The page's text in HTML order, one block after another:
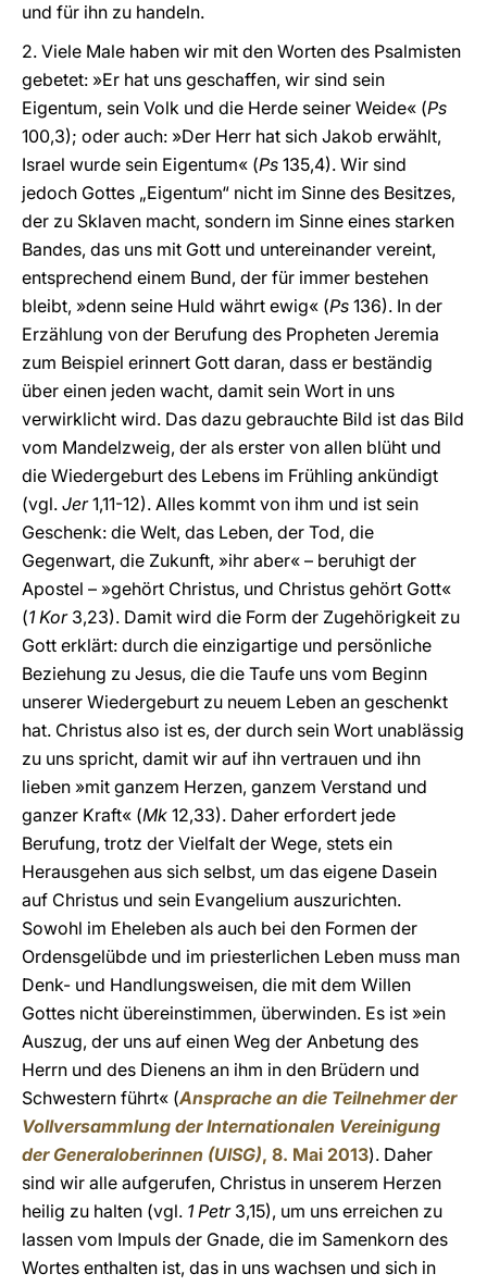
und für ihn zu handeln.
2. Viele Male haben wir mit den Worten des Psalmisten
gebetet: »Er hat uns geschaffen, wir sind sein
Eigentum, sein Volk und die Herde seiner Weide« (Ps
100,3); oder auch: »Der Herr hat sich Jakob erwählt,
Israel wurde sein Eigentum« (Ps 135,4). Wir sind
jedoch Gottes „Eigentum“ nicht im Sinne des Besitzes,
der zu Sklaven macht, sondern im Sinne eines starken
Bandes, das uns mit Gott und untereinander vereint,
entsprechend einem Bund, der für immer bestehen
bleibt, »denn seine Huld währt ewig« (Ps 136). In der
Erzählung von der Berufung des Propheten Jeremia
zum Beispiel erinnert Gott daran, dass er beständig
über einen jeden wacht, damit sein Wort in uns
verwirklicht wird. Das dazu gebrauchte Bild ist das Bild
vom Mandelzweig, der als erster von allen blüht und
die Wiedergeburt des Lebens im Frühling ankündigt
(vgl. Jer1,11-12). Alles kommt von ihm und ist sein
Geschenk: die Welt, das Leben, der Tod, die
Gegenwart, die Zukunft, »ihr aber« – beruhigt der
Apostel – »gehört Christus, und Christus gehört Gott«
(1 Kor3,23). Damit wird die Form der Zugehörigkeit zu
Gott erklärt: durch die einzigartige und persönliche
Beziehung zu Jesus, die die Taufe uns vom Beginn
unserer Wiedergeburt zu neuem Leben an geschenkt
hat. Christus also ist es, der durch sein Wort unablässig
zu uns spricht, damit wir auf ihn vertrauen und ihn
lieben »mit ganzem Herzen, ganzem Verstand und
ganzer Kraft« (Mk 12,33). Daher erfordert jede
Berufung, trotz der Vielfalt der Wege, stets ein
Herausgehen aus sich selbst, um das eigene Dasein
auf Christus und sein Evangelium auszurichten.
Sowohl im Eheleben als auch bei den Formen der
Ordensgelübde und im priesterlichen Leben muss man
Denk- und Handlungsweisen, die mit dem Willen
Gottes nicht übereinstimmen, überwinden. Es ist »ein
Auszug, der uns auf einen Weg der Anbetung des
Herrn und des Dienens an ihm in den Brüdern und
Schwestern führt« (Ansprache an die Teilnehmer der
Vollversammlung der Internationalen Vereinigung
der Generaloberinnen (UISG), 8. Mai 2013). Daher
sind wir alle aufgerufen, Christus in unserem Herzen
heilig zu halten (vgl. 1 Petr3,15), um uns erreichen zu
lassen vom Impuls der Gnade, die im Samenkorn des
Wortes enthalten ist, das in uns wachsen und sich in